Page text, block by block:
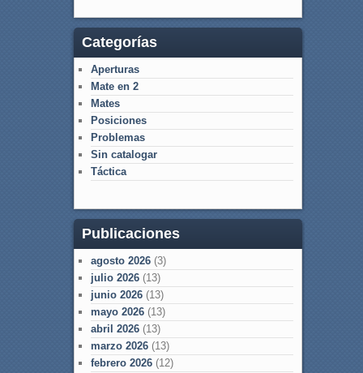
Categorías
Aperturas
Mate en 2
Mates
Posiciones
Problemas
Sin catalogar
Táctica
Publicaciones
agosto 2026(3)
julio 2026(13)
junio 2026(13)
mayo 2026(13)
abril 2026(13)
marzo 2026(13)
febrero 2026(12)